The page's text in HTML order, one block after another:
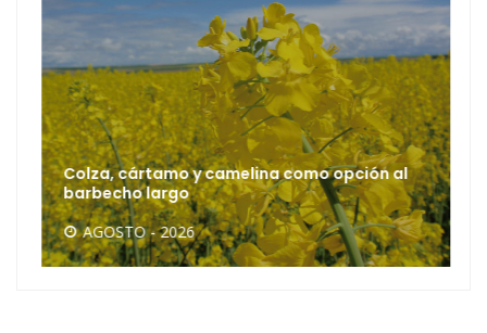
Colza, cártamo y camelina como opción al
barbecho largo
AGOSTO - 2026